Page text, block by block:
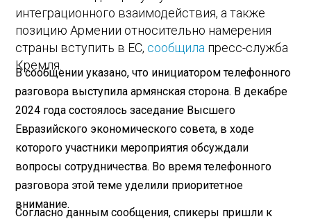
интеграционного взаимодействия, а также
позицию Армении относительно намерения
страны вступить в ЕС, сообщила пресс-служба
Кремля.
В сообщении указано, что инициатором телефонного
разговора выступила армянская сторона. В декабре
2024 года состоялось заседание Высшего
Евразийского экономического совета, в ходе
которого участники мероприятия обсуждали
вопросы сотрудничества. Во время телефонного
разговора этой теме уделили приоритетное
внимание.
Согласно данным сообщения, спикеры пришли к